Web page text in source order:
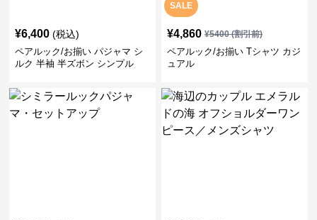
¥6,400 (税込)
ペアルック/お揃い パジャマ シ
ルク 半袖 半ズボン シンプル
SALE
¥4,860 ¥5400(割引前)
ペアルック/お揃い Tシャツ カジ
ュアル